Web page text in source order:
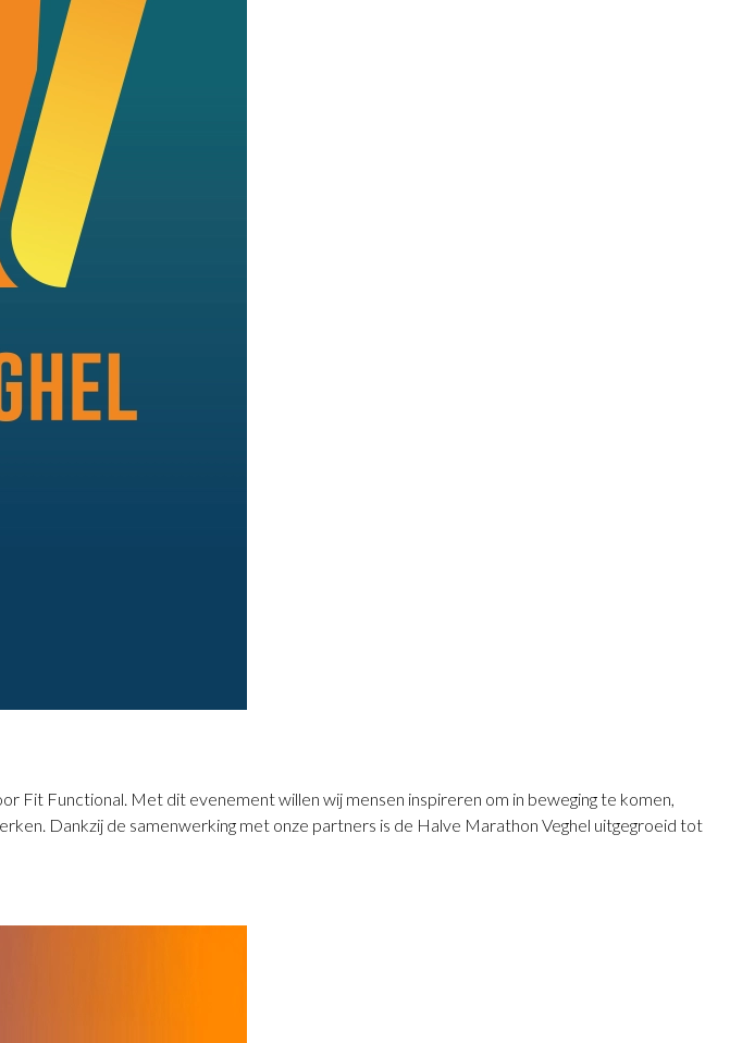
Fit Functional. Met dit evenement willen wij mensen inspireren om in beweging te komen,
Dankzij de samenwerking met onze partners is de Halve Marathon Veghel uitgegroeid tot